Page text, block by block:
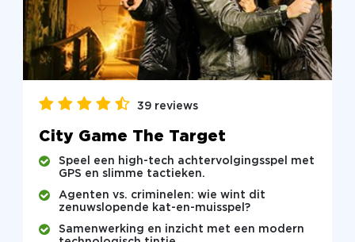
39 reviews
City Game The Target
Speel een high-tech achtervolgingsspel met
GPS en slimme tactieken.
Agenten vs. criminelen: wie wint dit
zenuwslopende kat-en-muisspel?
Samenwerking en inzicht met een modern